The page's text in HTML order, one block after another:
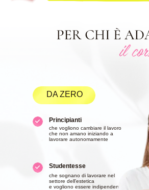
DA ZERO
Principianti
che vogliono cambiare il lavoro
che non amano iniziando a
lavorare autonomamente
Studentesse
che sognano di lavorare nel
settore dell'estetica
e vogliono essere indipendenti